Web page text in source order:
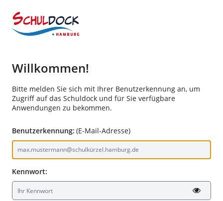
Willkommen!
Bitte melden Sie sich mit Ihrer Benutzerkennung an, um
Zugriff auf das Schuldock und für Sie verfügbare
Anwendungen zu bekommen.
Benutzerkennung: (E-Mail-Adresse)
Kennwort: